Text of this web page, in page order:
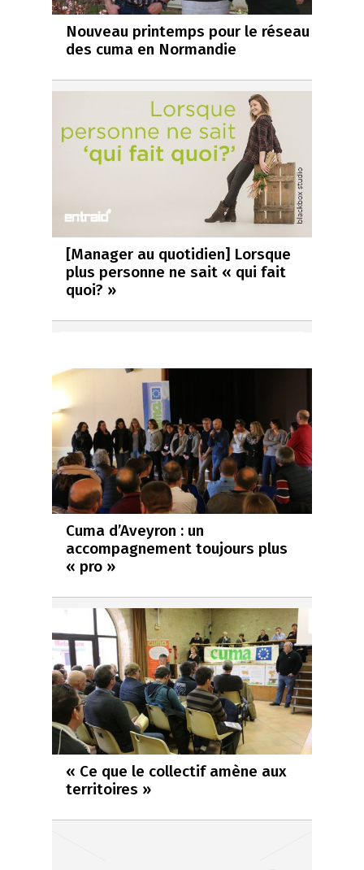
Nouveau printemps pour le réseau
des cuma en Normandie
[Manager au quotidien] Lorsque
plus personne ne sait « qui fait
quoi? »
Cuma d’Aveyron : un
accompagnement toujours plus
« pro »
« Ce que le collectif amène aux
territoires »